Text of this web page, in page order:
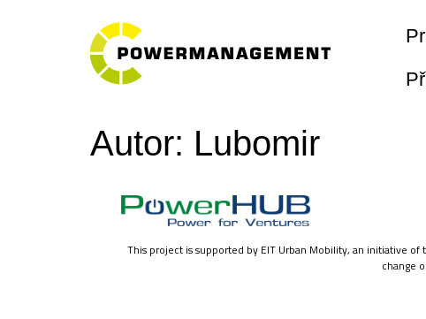
Autor: Lubomir
This project is supported by EIT Urban Mobility, an initiative
change